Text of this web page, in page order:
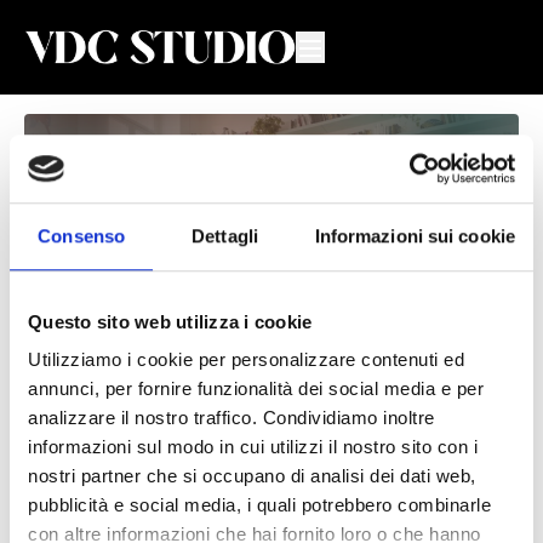
Consenso Dettagli Informazioni sui cookie
Questo sito web utilizza i cookie
Utilizziamo i cookie per personalizzare contenuti ed
annunci, per fornire funzionalità dei social media e per
analizzare il nostro traffico. Condividiamo inoltre
informazioni sul modo in cui utilizzi il nostro sito con i
nostri partner che si occupano di analisi dei dati web,
pubblicità e social media, i quali potrebbero combinarle
con altre informazioni che hai fornito loro o che hanno
Postural & Mobility #13
Valeria De Chiara
Lezione di Postural and Mobility con Valeria